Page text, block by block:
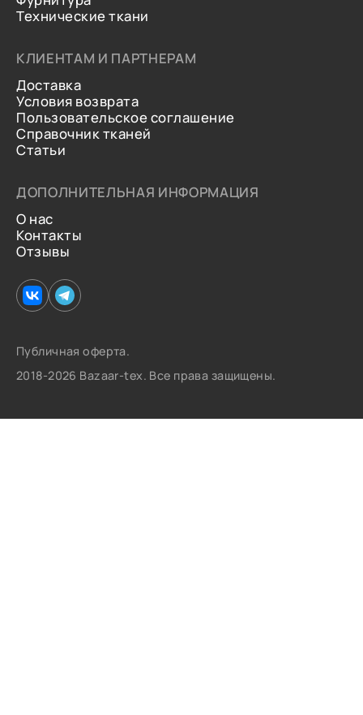
Технические ткани
КЛИЕНТАМ И ПАРТНЕРАМ
Доставка
Условия возврата
Пользовательское соглашение
Справочник тканей
Статьи
ДОПОЛНИТЕЛЬНАЯ ИНФОРМАЦИЯ
О нас
Контакты
Отзывы
Публичная оферта.
2018-2026 Bazaar-tex. Все права защищены.